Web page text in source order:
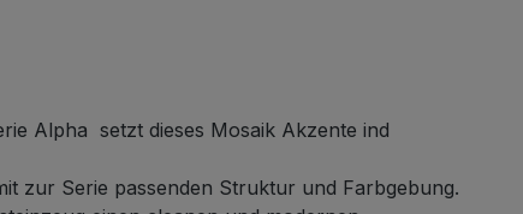
Alpha setzt dieses Mosaik Akzente ind
zur Serie passenden Struktur und Farbgebung.